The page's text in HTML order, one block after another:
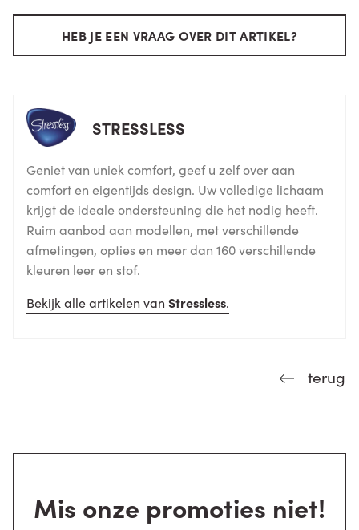
HEB JE EEN VRAAG OVER DIT ARTIKEL?
STRESSLESS
Geniet van uniek comfort, geef u zelf over aan
comfort en eigentijds design. Uw volledige lichaam
krijgt de ideale ondersteuning die het nodig heeft.
Ruim aanbod aan modellen, met verschillende
afmetingen, opties en meer dan 160 verschillende
kleuren leer en stof.
Bekijk alle artikelen van Stressless.
terug
Mis onze promoties niet!